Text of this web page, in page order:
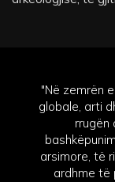
"Në zemrën
globale, arti
rrugën
arsimore, të
ardhme të